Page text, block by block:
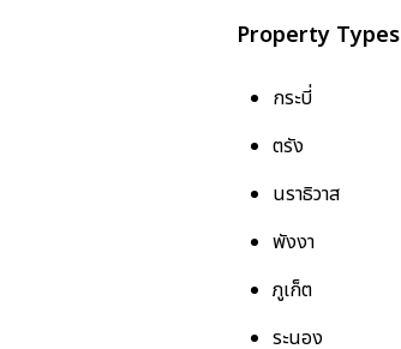
Property Types
กระบี่
ตรัง
นราธิวาส
พังงา
ภูเก็ต
ระนอง